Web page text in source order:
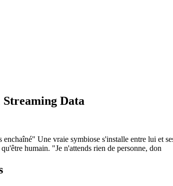
Data
enchaîné" Une vraie symbiose s'installe entre lui
humain. "Je n'attends rien de personne, don